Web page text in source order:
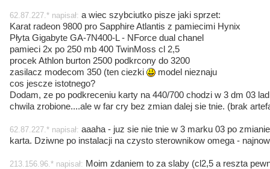
62.87.227.* napisał: a wiec szybciutko pisze jaki sprzet:
Karat radeon 9800 pro Sapphire Atlantis z pamiecimi Hynix
Płyta Gigabyte GA-7N400-L - NForce dual chanel
pamieci 2x po 250 mb 400 TwinMoss cl 2,5
procek Athlon burton 2500 podkrcony do 3200
zasilacz modecom 350 (ten ciezki
model nieznaju
cos jescze istotnego?
Dodam, ze po podkreceniu karty na 440/700 chodzi w 3 dm 03
chwila zrobione....ale w far cry bez zmian dalej sie tnie. (brak
62.87.227.* napisał: aaaha - juz sie nie tnie w 3 marku 03 po
karta. Dziwne po instalacji na czysto sterownikow omega -
213.156.96.* napisał: Moim zdaniem to za slaby (cl2,5 a reszta